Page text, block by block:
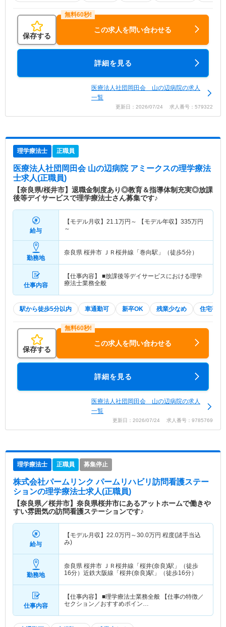
保存する
この求人を問い合わせる
詳細を見る
医療法人社団岡田会 山の辺病院の求人
一覧
更新日：2026/07/24 求人番号：579322
理学療法士 正職員
医療法人社団岡田会 山の辺病院 アミークスの理学療法
士求人(正職員)
【奈良県/桜井市】退職金制度あり◎教育＆指導体制充実◎放課
後等デイサービスで理学療法士さん募集です♪
給与
【モデル月収】 21.1万円～ 【モデル年収】 335万円
～
勤務地
奈良県 桜井市 ＪＲ桜井線「巻向駅」（徒歩5分）
仕事内容
【仕事内容】 ■放課後等デイサービスにおける理学
療法士業務全般
駅から徒歩5分以内 車通勤可 新卒OK 残業少なめ 住宅手当
保存する
この求人を問い合わせる
詳細を見る
医療法人社団岡田会 山の辺病院の求人
一覧
更新日：2026/07/24 求人番号：9785769
理学療法士 正職員 募集停止
株式会社パームリンク パームリハビリ訪問看護ステー
ションの理学療法士求人(正職員)
【奈良県／桜井市】奈良県桜井市にあるアットホームで働きや
すい雰囲気の訪問看護ステーションです♪
給与
【モデル月収】 22.0万円～30.0万円 程度(諸手当込
み)
勤務地
奈良県 桜井市 ＪＲ桜井線「桜井(奈良)駅」（徒歩
16分）近鉄大阪線「桜井(奈良)駅」（徒歩16分）
仕事内容
【仕事内容】 ■理学療法士業務全般 【仕事の特徴／
セクション／おすすめポイン…